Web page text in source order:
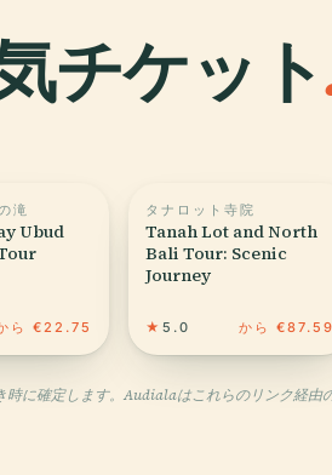
チケット
滝
Ubud
ら €22.75
タナロット寺院
Tanah Lot and North
Bali Tour: Scenic
Journey
★ 5.0 から €87.59
に確定します。Audialaはこれらのリンク経由